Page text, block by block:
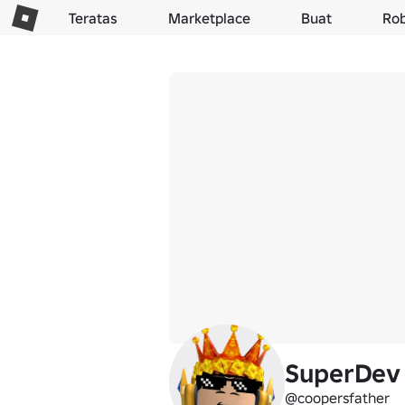
Teratas Marketplace Buat
SuperDev
@coopersfather